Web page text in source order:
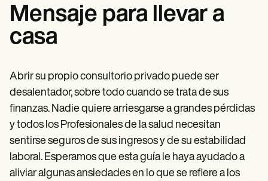
Mensaje para llevar a
casa
Abrir su propio consultorio privado puede ser
desalentador, sobre todo cuando se trata de sus
finanzas. Nadie quiere arriesgarse a grandes pérdidas
y todos los Profesionales de la salud necesitan
sentirse seguros de sus ingresos y de su estabilidad
laboral. Esperamos que esta guía le haya ayudado a
aliviar algunas ansiedades en lo que se refiere a los